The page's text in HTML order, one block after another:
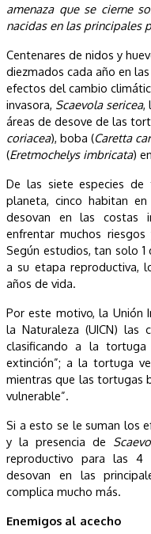
amenaza que se cierne
nacidas en las principales
Centenares de nidos y
diezmados cada año en
efectos del cambio
invasora, Scaevola sericea,
áreas de desove de las
coriacea), boba (Caretta
(Eretmochelys imbricata)
De las siete especies
planeta, cinco habitan
desovan en las costas
enfrentar muchos
Según estudios, tan solo
a su etapa reproductiva,
años de vida.
Por este motivo, la Unión
la Naturaleza (UICN) las
clasificando a la
extinción”; a la tortuga
mientras que las tortugas
vulnerable”.
Si a esto se le suman los
y la presencia de
reproductivo para las 4
desovan en las
complica mucho más.
Enemigos al acecho